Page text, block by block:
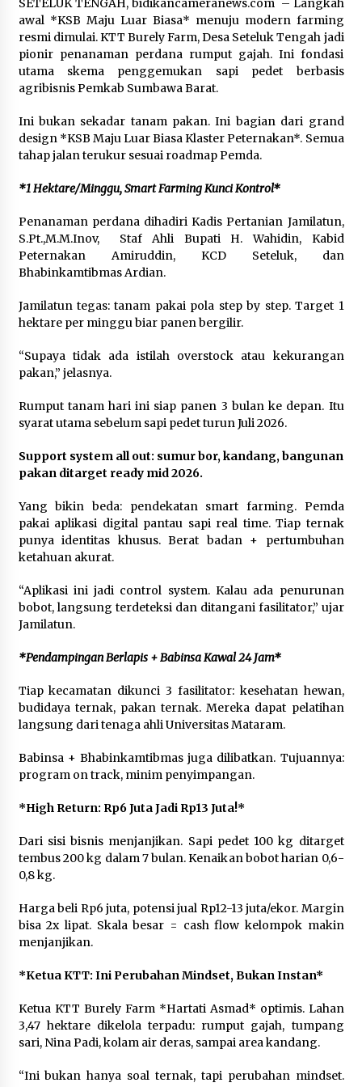
Publik di Lingkup Pemkab Sumbawa
4 hari ago
Bupati H. Jarot Dorong Inovasi Pelayanan
Publik, Empat Proyek Perubahan PKN II Resmi
Diluncurkan
Jasa Raharja Serahkan Santunan kepada Ahli
Waris Korban Kebakaran KM Mutiara Sentosa II
SETELUK TENGAH, bidikancameranews.com – Langkah
awal *KSB Maju Luar Biasa* menuju modern farming
resmi dimulai. KTT Burely Farm, Desa Seteluk Tengah jadi
pionir penanaman perdana rumput gajah. Ini fondasi
utama skema penggemukan sapi pedet berbasis
agribisnis Pemkab Sumbawa Barat.
Ini bukan sekadar tanam pakan. Ini bagian dari grand
design *KSB Maju Luar Biasa Klaster Peternakan*. Semua
tahap jalan terukur sesuai roadmap Pemda.
*1 Hektare/Minggu, Smart Farming Kunci Kontrol*
Penanaman perdana dihadiri Kadis Pertanian Jamilatun,
S.Pt.,M.M.Inov, Staf Ahli Bupati H. Wahidin, Kabid
Peternakan Amiruddin, KCD Seteluk, dan
Bhabinkamtibmas Ardian.
Jamilatun tegas: tanam pakai pola step by step. Target 1
hektare per minggu biar panen bergilir.
“Supaya tidak ada istilah overstock atau kekurangan
pakan,” jelasnya.
Rumput tanam hari ini siap panen 3 bulan ke depan. Itu
syarat utama sebelum sapi pedet turun Juli 2026.
Support system all out: sumur bor, kandang, bangunan
pakan ditarget ready mid 2026.
Yang bikin beda: pendekatan smart farming. Pemda
pakai aplikasi digital pantau sapi real time. Tiap ternak
punya identitas khusus. Berat badan + pertumbuhan
ketahuan akurat.
“Aplikasi ini jadi control system. Kalau ada penurunan
bobot, langsung terdeteksi dan ditangani fasilitator,” ujar
Jamilatun.
*Pendampingan Berlapis + Babinsa Kawal 24 Jam*
Tiap kecamatan dikunci 3 fasilitator: kesehatan hewan,
budidaya ternak, pakan ternak. Mereka dapat pelatihan
langsung dari tenaga ahli Universitas Mataram.
Babinsa + Bhabinkamtibmas juga dilibatkan. Tujuannya:
program on track, minim penyimpangan.
*High Return: Rp6 Juta Jadi Rp13 Juta!*
Dari sisi bisnis menjanjikan. Sapi pedet 100 kg ditarget
tembus 200 kg dalam 7 bulan. Kenaikan bobot harian 0,6-
0,8 kg.
Harga beli Rp6 juta, potensi jual Rp12-13 juta/ekor. Margin
bisa 2x lipat. Skala besar = cash flow kelompok makin
menjanjikan.
*Ketua KTT: Ini Perubahan Mindset, Bukan Instan*
Ketua KTT Burely Farm *Hartati Asmad* optimis. Lahan
3,47 hektare dikelola terpadu: rumput gajah, tumpang
sari, Nina Padi, kolam air deras, sampai area kandang.
“Ini bukan hanya soal ternak, tapi perubahan mindset.